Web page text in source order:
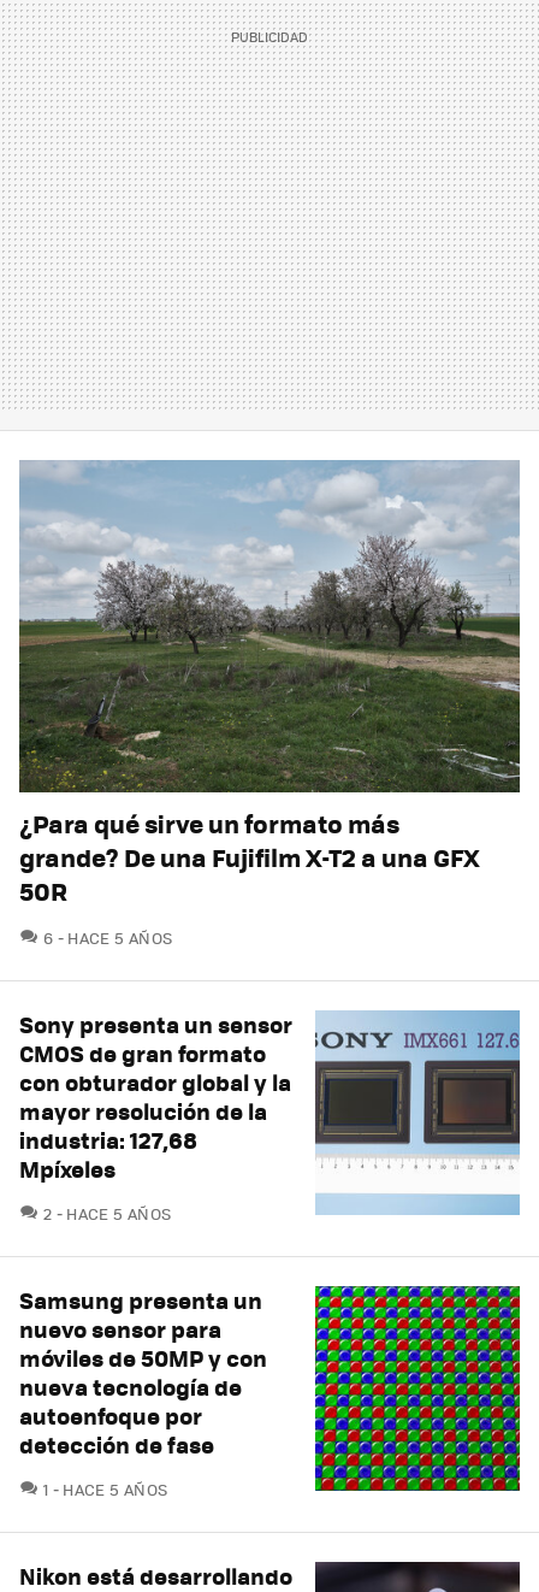
¿Para qué sirve un formato más
grande? De una Fujifilm X-T2 a una GFX
50R
6 COMENTARIOS
HACE 5 AÑOS
Sony presenta un sensor
CMOS de gran formato
con obturador global y la
mayor resolución de la
industria: 127,68
Mpíxeles
2 COMENTARIOS
HACE 5 AÑOS
Samsung presenta un
nuevo sensor para
móviles de 50MP y con
nueva tecnología de
autoenfoque por
detección de fase
1 COMENTARIOS
HACE 5 AÑOS
Nikon está desarrollando